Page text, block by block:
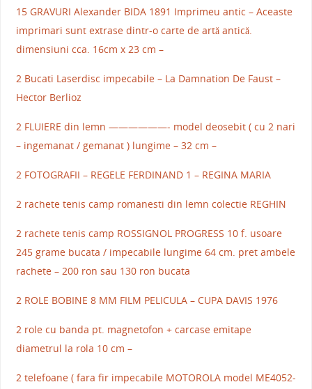
15 GRAVURI Alexander BIDA 1891 Imprimeu antic – Aceaste
imprimari sunt extrase dintr-o carte de artă antică.
dimensiuni cca. 16cm x 23 cm –
2 Bucati Laserdisc impecabile – La Damnation De Faust –
Hector Berlioz
2 FLUIERE din lemn ——————- model deosebit ( cu 2 nari
– ingemanat / gemanat ) lungime – 32 cm –
2 FOTOGRAFII – REGELE FERDINAND 1 – REGINA MARIA
2 rachete tenis camp romanesti din lemn colectie REGHIN
2 rachete tenis camp ROSSIGNOL PROGRESS 10 f. usoare
245 grame bucata / impecabile lungime 64 cm. pret ambele
rachete – 200 ron sau 130 ron bucata
2 ROLE BOBINE 8 MM FILM PELICULA – CUPA DAVIS 1976
2 role cu banda pt. magnetofon + carcase emitape
diametrul la rola 10 cm –
2 telefoane ( fara fir impecabile MOTOROLA model ME4052-